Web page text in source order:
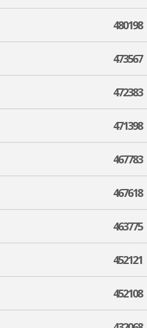
480198
473567
472383
471398
467783
467618
463775
452121
452108